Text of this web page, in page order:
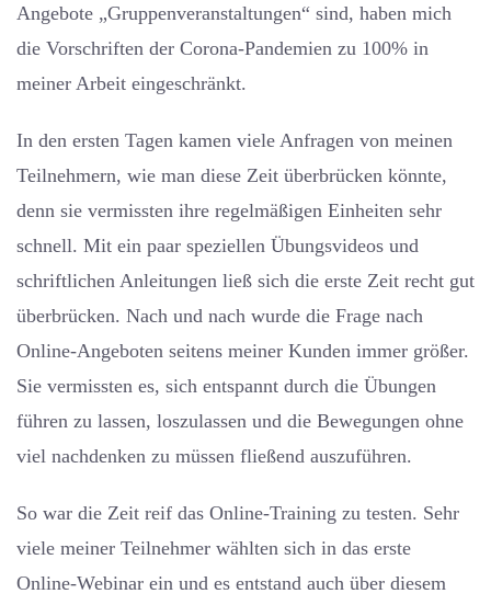
Angebote „Gruppenveranstaltungen“ sind, haben mich
die Vorschriften der Corona-Pandemien zu 100% in
meiner Arbeit eingeschränkt.
In den ersten Tagen kamen viele Anfragen von meinen
Teilnehmern, wie man diese Zeit überbrücken könnte,
denn sie vermissten ihre regelmäßigen Einheiten sehr
schnell. Mit ein paar speziellen Übungsvideos und
schriftlichen Anleitungen ließ sich die erste Zeit recht gut
überbrücken. Nach und nach wurde die Frage nach
Online-Angeboten seitens meiner Kunden immer größer.
Sie vermissten es, sich entspannt durch die Übungen
führen zu lassen, loszulassen und die Bewegungen ohne
viel nachdenken zu müssen fließend auszuführen.
So war die Zeit reif das Online-Training zu testen. Sehr
viele meiner Teilnehmer wählten sich in das erste
Online-Webinar ein und es entstand auch über diesem